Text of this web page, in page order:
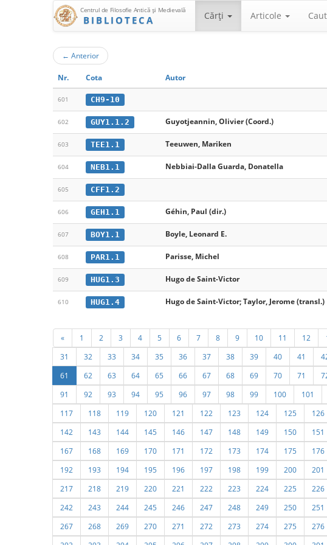
Centrul de Filosofie Antică şi Medievală
BIBLIOTECA Cărţi Articole
← Anterior
Nr. Cota Autor
601 CH9-10
602 GUY1.1.2 Guyotjeannin, Olivier (Coord.)
603 TEE1.1 Teeuwen, Mariken
604 NEB1.1 Nebbiai-Dalla Guarda, Donatella
605 CFF1.2
606 GEH1.1 Géhin, Paul (dir.)
607 BOY1.1 Boyle, Leonard E.
608 PAR1.1 Parisse, Michel
609 HUG1.3 Hugo de Saint-Victor
610 HUG1.4 Hugo de Saint-Victor; Taylor, Jerome (transl.)
« 1 2 3 4 5 6 7 8 9 10 11 12
31
32 33 34 35 36 37 38 39 40 41
61
62 63 64 65 66 67 68 69 70 71
91
92 93 94 95 96 97 98 99 100 101
117
118 119 120 121 122 123 124 125 126
142
143 144 145 146 147 148 149 150 151
167
168 169 170 171 172 173 174 175 176
192
193 194 195 196 197 198 199 200 201
217
218 219 220 221 222 223 224 225 226
242
243 244 245 246 247 248 249 250 251
267
268 269 270 271 272 273 274 275 276